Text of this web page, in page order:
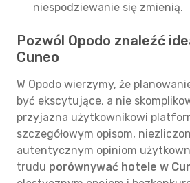
niespodziewanie się zmienią.
Pozwól Opodo znaleźć
Cuneo
W Opodo wierzymy, że
być ekscytujące, a nie
przyjazna użytkownikowi
szczegółowym opisom,
autentycznym opiniom
trudu porównywać hotele w